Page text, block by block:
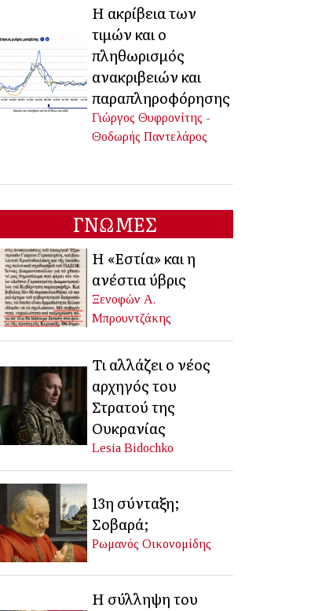
Η ακρίβεια των
τιμών και ο
πληθωρισμός
ανακριβειών και
παραπληροφόρησης
Γιώργος Θυφρονίτης -
Θοδωρής Παντελάρος
ΓΝΩΜΕΣ
Η «Εστία» και η
ανέστια ύβρις
Ξενοφών Α.
Μπρουντζάκης
Τι αλλάζει ο νέος
αρχηγός του
Στρατού της
Ουκρανίας
Lesia Bidochko
13η σύνταξη;
Σοβαρά;
Ρωμανός Οικονομίδης
Η σύλληψη του